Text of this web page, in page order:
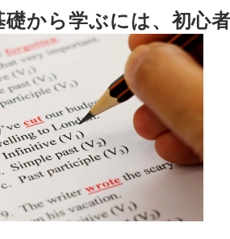
教材全45商品おすすめ人気ランキング
めの英語勉強法とは？
に特化したテキストもチェック
教材の売れ筋ランキングもチェック！
礎から学ぶには、初心